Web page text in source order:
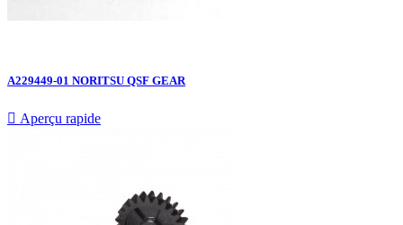
A229449-01 NORITSU QSF GEAR
 Aperçu rapide